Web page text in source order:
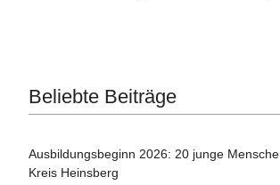
Beliebte Beiträge
Ausbildungsbeginn 2026: 20 junge
Kreis Heinsberg